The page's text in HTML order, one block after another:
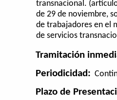
transnacional.
de 29 de noviembre,
de trabajadores en el
de servicios
Tramitación
Periodicidad:
Plazo de